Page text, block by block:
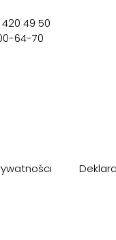
49 50
64-70